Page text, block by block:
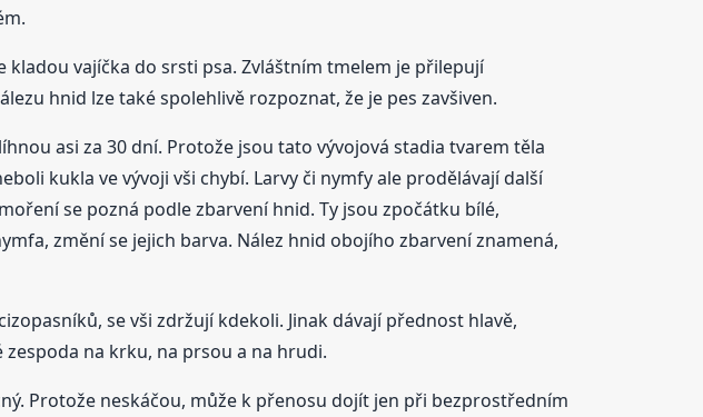
kladou vajíčka do srsti psa. Zvláštním tmelem je přilepují
hnid lze také spolehlivě rozpoznat, že je pes zavšiven.
asi za 30 dní. Protože jsou tato vývojová stadia tvarem těla
kukla ve vývoji vši chybí. Larvy či nymfy ale prodělávají další
se pozná podle zbarvení hnid. Ty jsou zpočátku bílé,
změní se jejich barva. Nález hnid obojího zbarvení znamená,
se vši zdržují kdekoli. Jinak dávají přednost hlavě,
na krku, na prsou a na hrudi.
Protože neskáčou, může k přenosu dojít jen při bezprostředním